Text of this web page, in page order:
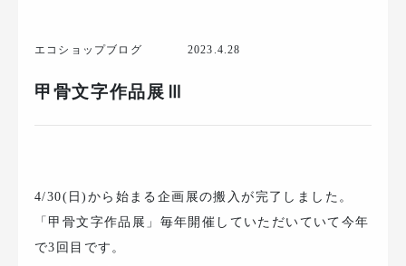
エコショップブログ 2023.4.28
甲骨文字作品展Ⅲ
4/30(日)から始まる企画展の搬入が完了しました。
「甲骨文字作品展」毎年開催していただいていて今年
で3回目です。